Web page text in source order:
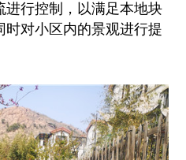
进行控制，以满足本地块
时对小区内的景观进行提